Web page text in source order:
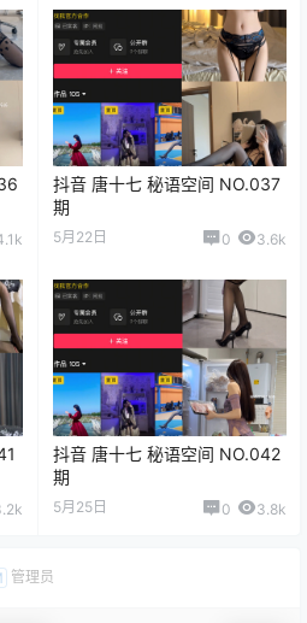
抖音 唐十七 秘语空间 NO.037
期
5月22日 0 3.6k
抖音 唐十七 秘语空间 NO.042
期
5月25日 0 3.8k
管理员